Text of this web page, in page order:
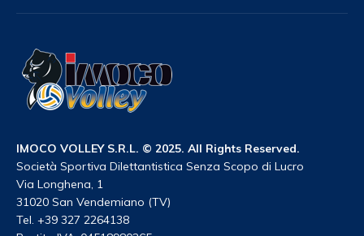
IMOCO VOLLEY S.R.L. © 2025. All Rights Reserved.
Società Sportiva Dilettantistica Senza Scopo di Lucro
Via Longhena, 1
31020 San Vendemiano (TV)
Tel. +39 327 2264138